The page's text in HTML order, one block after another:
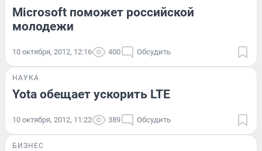
Microsoft поможет российской
молодежи
10 октября, 2012, 12:16 400 Обсудить
НАУКА
Yota обещает ускорить LTE
10 октября, 2012, 11:22 389 Обсудить
БИЗНЕС